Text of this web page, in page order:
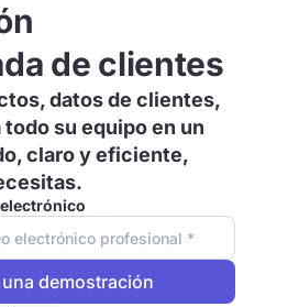
de clientes
datos de clientes,
su equipo en un
claro y eficiente,